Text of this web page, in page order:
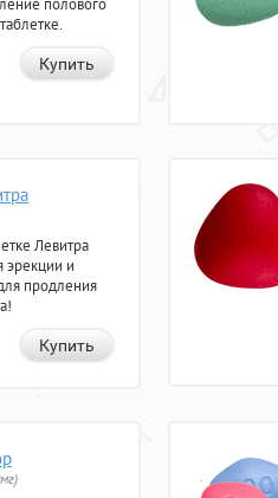
полового
Купить
Левитра
эрекции и
продления
Купить